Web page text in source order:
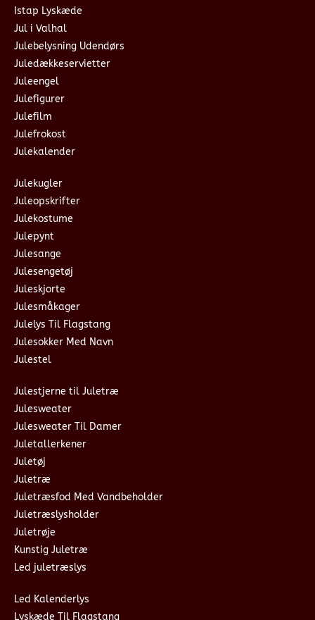
Istap Lyskæde
Jul i Valhal
Julebelysning Udendørs
Juledækkeservietter
Juleengel
Julefigurer
Julefilm
Julefrokost
Julekalender
Julekugler
Juleopskrifter
Julekostume
Julepynt
Julesange
Julesengetøj
Juleskjorte
Julesmåkager
Julelys Til Flagstang
Julesokker Med Navn
Julestel
Julestjerne til Juletræ
Julesweater
Julesweater Til Damer
Juletallerkener
Juletøj
Juletræ
Juletræsfod Med Vandbeholder
Juletræslysholder
Juletrøje
Kunstig Juletræ
Led juletræslys
Led Kalenderlys
Lyskæde Til Flagstang